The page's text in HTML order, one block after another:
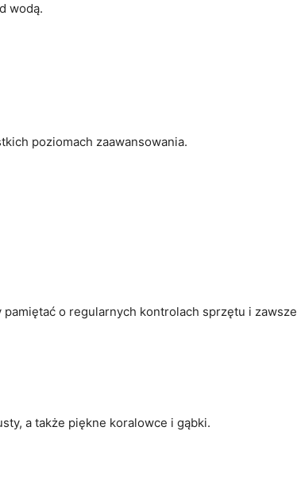
wodą.
poziomach zaawansowania.
o regularnych kontrolach sprzętu i zawsze
a także piękne koralowce i gąbki.